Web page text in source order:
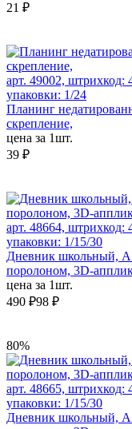
21 ₽
арт. 49002, штрихкод:
упаковки: 1/24
Планинг
скрепление,
цена за 1шт.
39 ₽
арт. 48664, штрихкод:
упаковки: 1/15/30
Дневник школьный,
поролоном, 3D-
цена за 1шт.
490 ₽98 ₽
80%
арт. 48665, штрихкод:
упаковки: 1/15/30
Дневник школьный,